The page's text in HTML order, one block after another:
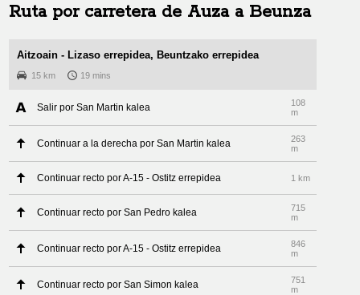
Ruta por carretera de Auzaa Beunza
Aitzoain - Lizaso errepidea, Beuntzako errepidea
15 km 19 mins
Salir por San Martin kalea
108
m
Continuar a la derecha por San Martin kalea
263
m
Continuar recto por A-15 - Ostitz errepidea 1 km
Continuar recto por San Pedro kalea
715
m
Continuar recto por A-15 - Ostitz errepidea
846
m
Continuar recto por San Simon kalea
751
m